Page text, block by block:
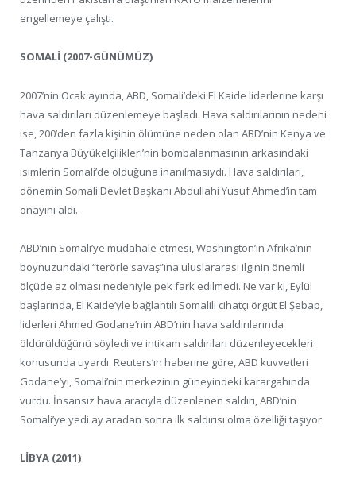
engellemeye çalıştı.
SOMALİ (2007-GÜNÜMÜZ)
2007’nin Ocak ayında, ABD, Somali’deki El Kaide liderlerine karşı
hava saldırıları düzenlemeye başladı. Hava saldırılarının nedeni
ise, 200’den fazla kişinin ölümüne neden olan ABD’nin Kenya ve
Tanzanya Büyükelçilikleri’nin bombalanmasının arkasındaki
isimlerin Somali’de olduğuna inanılmasıydı. Hava saldırıları,
dönemin Somali Devlet Başkanı Abdullahi Yusuf Ahmed’in tam
onayını aldı.
ABD’nin Somali’ye müdahale etmesi, Washington’ın Afrika’nın
boynuzundaki “terörle savaş”ına uluslararası ilginin önemli
ölçüde az olması nedeniyle pek fark edilmedi. Ne var ki, Eylül
başlarında, El Kaide’yle bağlantılı Somalili cihatçı örgüt El Şebap,
liderleri Ahmed Godane’nin ABD’nin hava saldırılarında
öldürüldüğünü söyledi ve intikam saldırıları düzenleyecekleri
konusunda uyardı. Reuters’ın haberine göre, ABD kuvvetleri
Godane’yi, Somali’nin merkezinin güneyindeki karargahında
vurdu. İnsansız hava aracıyla düzenlenen saldırı, ABD’nin
Somali’ye yedi ay aradan sonra ilk saldırısı olma özelliği taşıyor.
LİBYA (2011)